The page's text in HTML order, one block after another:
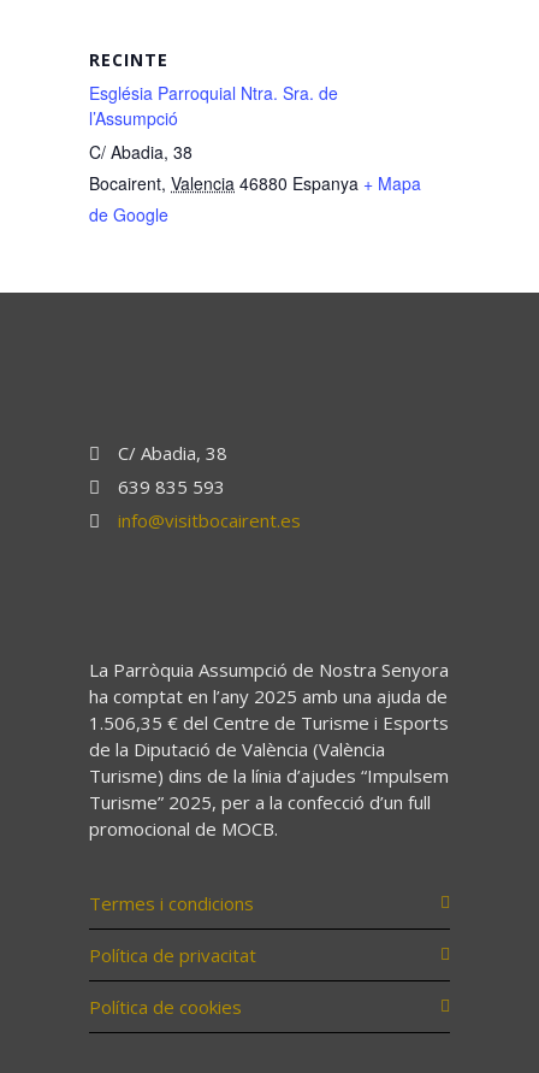
RECINTE
Església Parroquial Ntra. Sra. de
l’Assumpció
C/ Abadia, 38
Bocairent, Valencia 46880 Espanya + Mapa
de Google
C/ Abadia, 38
639 835 593
info@visitbocairent.es
La Parròquia Assumpció de Nostra Senyora
ha comptat en l’any 2025 amb una ajuda de
1.506,35 € del Centre de Turisme i Esports
de la Diputació de València (València
Turisme) dins de la línia d’ajudes “Impulsem
Turisme” 2025, per a la confecció d’un full
promocional de MOCB.
Termes i condicions
Política de privacitat
Política de cookies